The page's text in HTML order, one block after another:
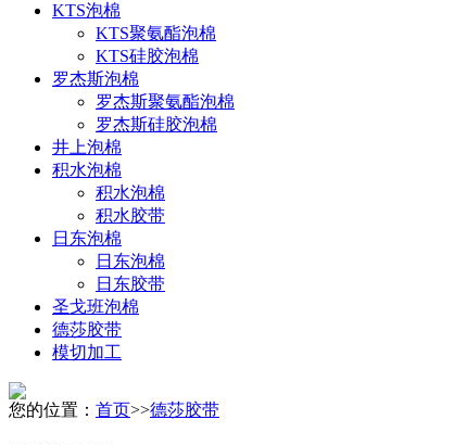
KTS泡棉
KTS聚氨酯泡棉
KTS硅胶泡棉
罗杰斯泡棉
罗杰斯聚氨酯泡棉
罗杰斯硅胶泡棉
井上泡棉
积水泡棉
积水泡棉
积水胶带
日东泡棉
日东泡棉
日东胶带
圣戈班泡棉
德莎胶带
模切加工
您的位置： 首页>>德莎胶带